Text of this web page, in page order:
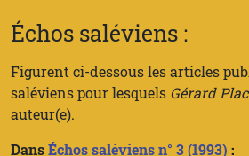
Échos saléviens :
Figurent ci-dessous les articles
saléviens pour lesquels Gérard
auteur(e).
DansÉchos saléviens n° 3 (1993) :